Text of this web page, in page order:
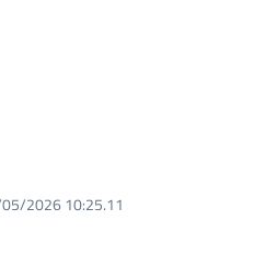
2026 10:25.11